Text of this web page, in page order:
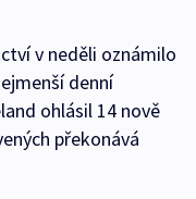
v neděli oznámilo
denní
ohlásil 14 nově
překonává